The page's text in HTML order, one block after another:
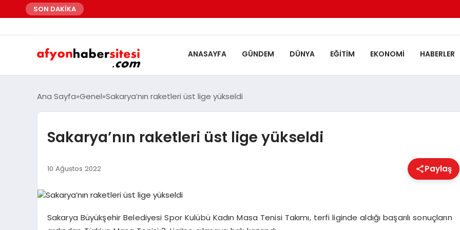
SON DAKİKA
ANASAYFA GÜNDEM DÜNYA EĞITIM EKONOMI HABERLER
Ana Sayfa Genel Sakarya’nın raketleri üst lige yükseldi
Sakarya’nın raketleri üst lige yükseldi
10 Ağustos 2022 Paylaş
Sakarya Büyükşehir Belediyesi Spor Kulübü Kadın Masa Tenisi Takımı, terfi liginde aldığı başarılı sonuçların